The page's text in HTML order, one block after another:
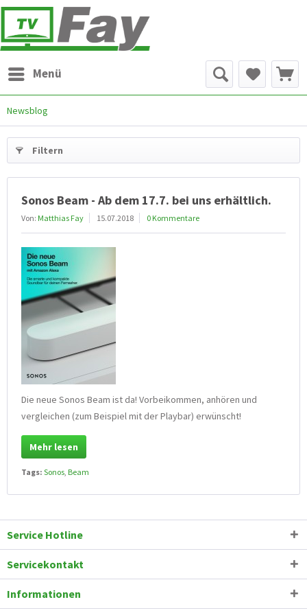
Menü
Newsblog
Filtern
Sonos Beam - Ab dem 17.7. bei uns erhältlich.
Von: Matthias Fay 15.07.2018 0 Kommentare
Die neue Sonos Beam ist da! Vorbeikommen, anhören und
vergleichen (zum Beispiel mit der Playbar) erwünscht!
Mehr lesen
Tags: Sonos Beam
Service Hotline
Servicekontakt
Informationen